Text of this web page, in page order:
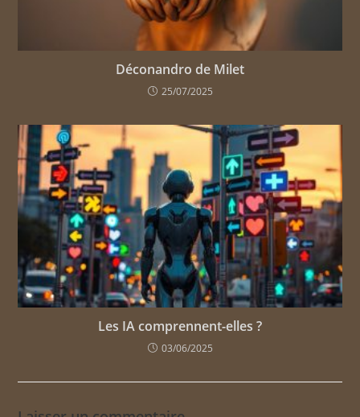
Déconandro de Milet
25/07/2025
Les IA comprennent-elles ?
03/06/2025